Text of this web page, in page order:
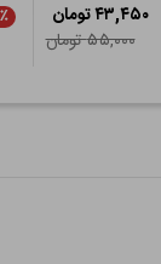
۴۳,۴۵۰ تومان
۵۵,۰۰۰ تومان